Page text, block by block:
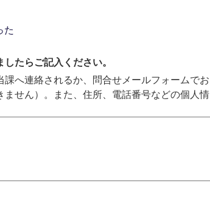
た
たらご記入ください。
へ連絡されるか、問合せメールフォームでお
せん）。また、住所、電話番号などの個人情